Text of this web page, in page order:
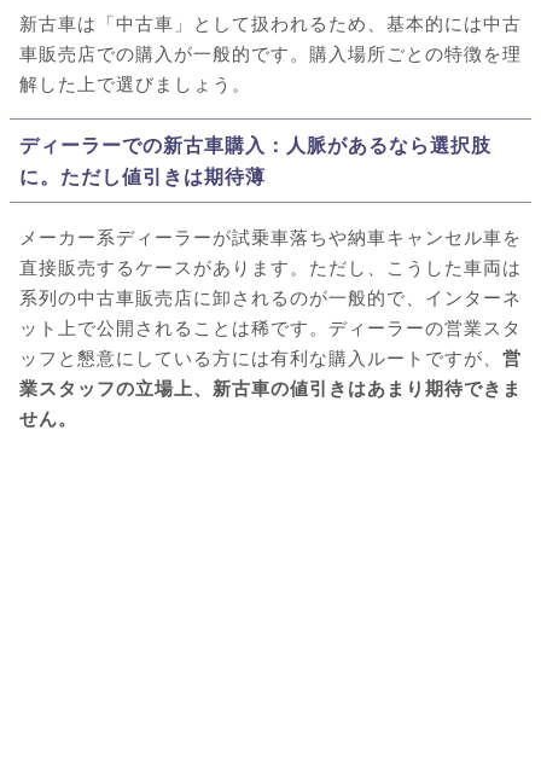
新古車は「中古車」として扱われるため、基本的には中古
車販売店での購入が一般的です。購入場所ごとの特徴を理
解した上で選びましょう。
ディーラーでの新古車購入：人脈があるなら選択肢
に。ただし値引きは期待薄
メーカー系ディーラーが試乗車落ちや納車キャンセル車を
直接販売するケースがあります。ただし、こうした車両は
系列の中古車販売店に卸されるのが一般的で、インターネ
ット上で公開されることは稀です。ディーラーの営業スタ
ッフと懇意にしている方には有利な購入ルートですが、 営
業スタッフの立場上、新古車の値引きはあまり期待できま
せん。